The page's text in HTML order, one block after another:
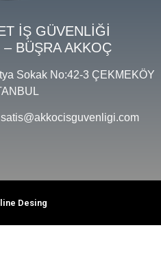
İŞ GÜVENLİĞİ
BÜŞRA AKKOÇ
Sokak No:42-3 ÇEKMEKÖY
Desing